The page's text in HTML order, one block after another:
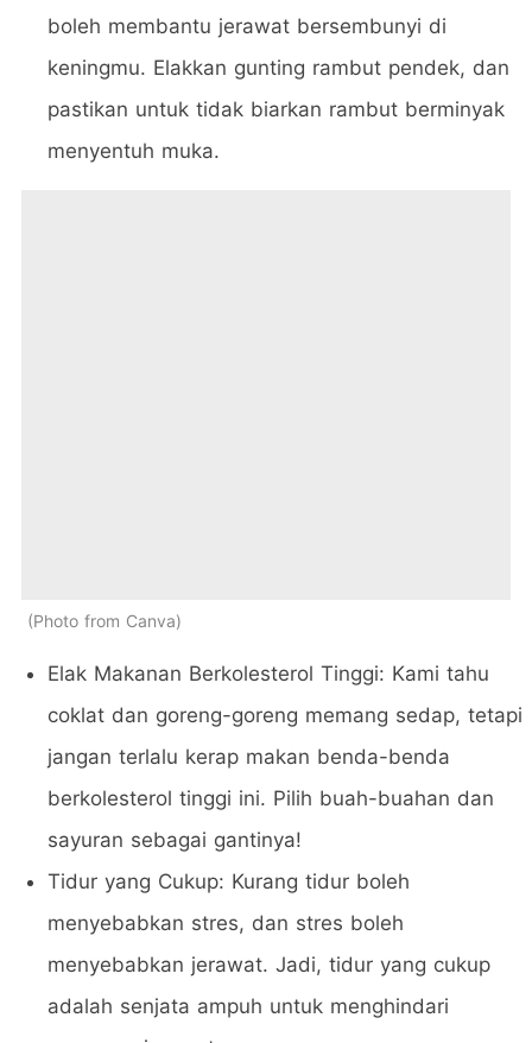
boleh membantu jerawat bersembunyi di
keningmu. Elakkan gunting rambut pendek, dan
pastikan untuk tidak biarkan rambut berminyak
menyentuh muka.
Photo from Canva
Elak Makanan Berkolesterol Tinggi: Kami tahu
coklat dan goreng-goreng memang sedap, tetapi
jangan terlalu kerap makan benda-benda
berkolesterol tinggi ini. Pilih buah-buahan dan
sayuran sebagai gantinya!
Tidur yang Cukup: Kurang tidur boleh
menyebabkan stres, dan stres boleh
menyebabkan jerawat. Jadi, tidur yang cukup
adalah senjata ampuh untuk menghindari